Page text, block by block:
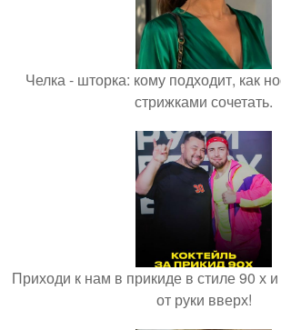
Челка - шторка: кому подходит, как
стрижками сочетать.
Приходи к нам в прикиде в стиле 90 х
от руки вверх!